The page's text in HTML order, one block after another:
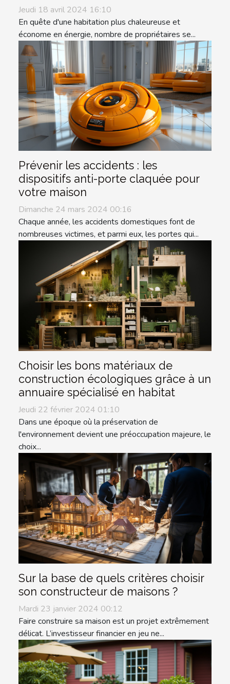
Jeudi 18 avril 2024 16:10
En quête d'une habitation plus chaleureuse et
économe en énergie, nombre de propriétaires se...
Prévenir les accidents : les
dispositifs anti-porte claquée pour
votre maison
Dimanche 24 mars 2024 00:16
Chaque année, les accidents domestiques font de
nombreuses victimes, et parmi eux, les portes qui...
Choisir les bons matériaux de
construction écologiques grâce à un
annuaire spécialisé en habitat
Jeudi 22 février 2024 01:10
Dans une époque où la préservation de
l'environnement devient une préoccupation majeure, le
choix...
Sur la base de quels critères choisir
son constructeur de maisons ?
Mardi 23 janvier 2024 00:12
Faire construire sa maison est un projet extrêmement
délicat. L’investisseur financier en jeu ne...